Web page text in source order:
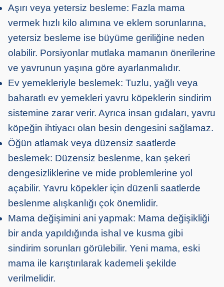
Aşırı veya yetersiz besleme: Fazla mama
vermek hızlı kilo alımına ve eklem sorunlarına,
yetersiz besleme ise büyüme geriliğine neden
olabilir. Porsiyonlar mutlaka mamanın önerilerine
ve yavrunun yaşına göre ayarlanmalıdır.
Ev yemekleriyle beslemek: Tuzlu, yağlı veya
baharatlı ev yemekleri yavru köpeklerin sindirim
sistemine zarar verir. Ayrıca insan gıdaları, yavru
köpeğin ihtiyacı olan besin dengesini sağlamaz.
Öğün atlamak veya düzensiz saatlerde
beslemek: Düzensiz beslenme, kan şekeri
dengesizliklerine ve mide problemlerine yol
açabilir. Yavru köpekler için düzenli saatlerde
beslenme alışkanlığı çok önemlidir.
Mama değişimini ani yapmak: Mama değişikliği
bir anda yapıldığında ishal ve kusma gibi
sindirim sorunları görülebilir. Yeni mama, eski
mama ile karıştırılarak kademeli şekilde
verilmelidir.